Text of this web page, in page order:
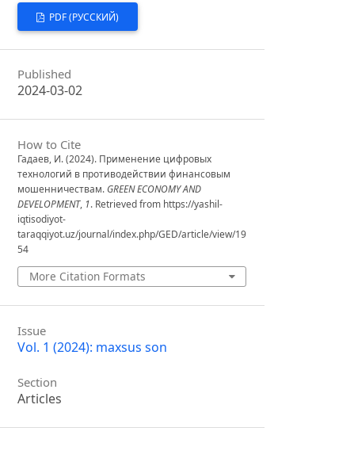
PDF (РУССКИЙ)
Published
2024-03-02
How to Cite
Гадаев, И. (2024). Применение цифровых
технологий в противодействии финансовым
мошенничествам. GREEN ECONOMY AND
DEVELOPMENT, 1. Retrieved from https://yashil-
iqtisodiyot-
taraqqiyot.uz/journal/index.php/GED/article/view/19
54
More Citation Formats
Issue
Vol. 1 (2024): maxsus son
Section
Articles